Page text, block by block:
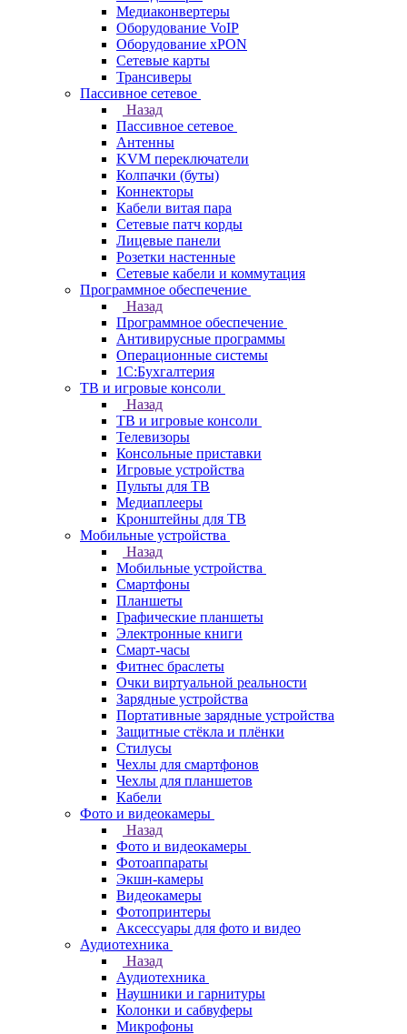
Медиаконвертеры
Оборудование VoIP
Оборудование xPON
Сетевые карты
Трансиверы
Пассивное сетевое
Назад
Пассивное сетевое
Антенны
KVM переключатели
Колпачки (буты)
Коннекторы
Кабели витая пара
Сетевые патч корды
Лицевые панели
Розетки настенные
Сетевые кабели и коммутация
Программное обеспечение
Назад
Программное обеспечение
Антивирусные программы
Операционные системы
1С:Бухгалтерия
ТВ и игровые консоли
Назад
ТВ и игровые консоли
Телевизоры
Консольные приставки
Игровые устройства
Пульты для ТВ
Медиаплееры
Кронштейны для ТВ
Мобильные устройства
Назад
Мобильные устройства
Смартфоны
Планшеты
Графические планшеты
Электронные книги
Смарт-часы
Фитнес браслеты
Очки виртуальной реальности
Зарядные устройства
Портативные зарядные устройства
Защитные стёкла и плёнки
Стилусы
Чехлы для смартфонов
Чехлы для планшетов
Кабели
Фото и видеокамеры
Назад
Фото и видеокамеры
Фотоаппараты
Экшн-камеры
Видеокамеры
Фотопринтеры
Аксессуары для фото и видео
Аудиотехника
Назад
Аудиотехника
Наушники и гарнитуры
Колонки и сабвуферы
Микрофоны